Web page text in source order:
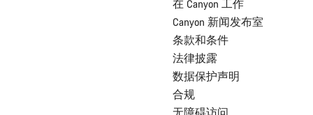
在 Canyon 工作
Canyon 新闻发布室
条款和条件
法律披露
数据保护声明
合规